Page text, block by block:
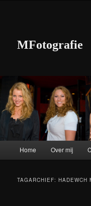
MFotografie
Spring naar de primaire
Spring naar de
Home Over mij
TAGARCHIEF:HADEWCH